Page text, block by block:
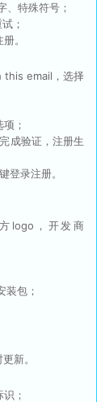
、特殊符号；
；
。
this email，选择
；
成验证，注册生
录注册。
logo，开发商
包；
新。
；